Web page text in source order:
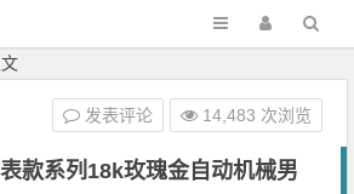
款系列18k玫瑰金自动机械男
发表评论 14,483 次浏览